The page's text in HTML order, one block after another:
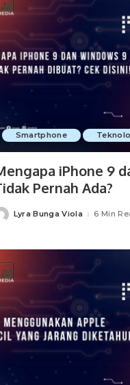
Smartphone
iPhone 9
Pernah Ada?
Lyra Bunga Viola 6 Min